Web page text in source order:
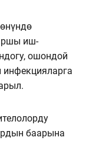
иш-
ошондой
баарына